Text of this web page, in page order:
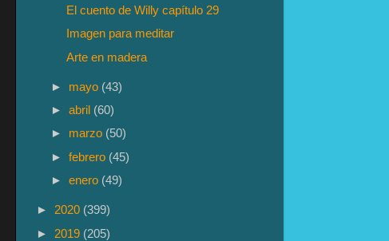
El cuento de Willy capítulo 29
Imagen para meditar
Arte en madera
► mayo (43)
►abril (60)
► marzo (50)
►febrero (45)
►enero (49)
► 2020 (399)
► 2019 (205)